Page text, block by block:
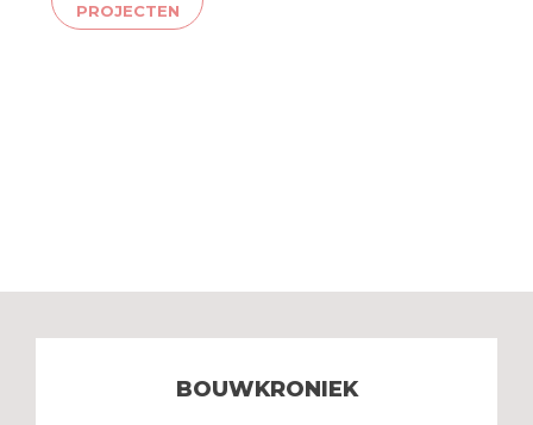
PROJECTEN
BOUWKRONIEK